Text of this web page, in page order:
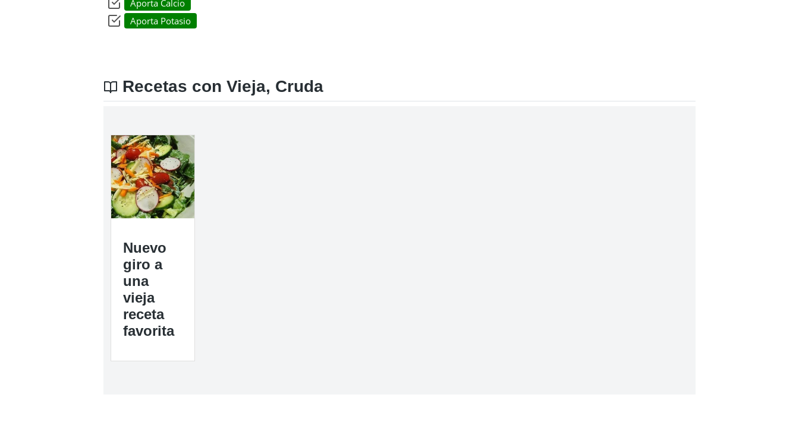
Aporta Calcio
Aporta Potasio
Recetas con Vieja, Cruda
Nuevo
giro a
una
vieja
receta
favorita